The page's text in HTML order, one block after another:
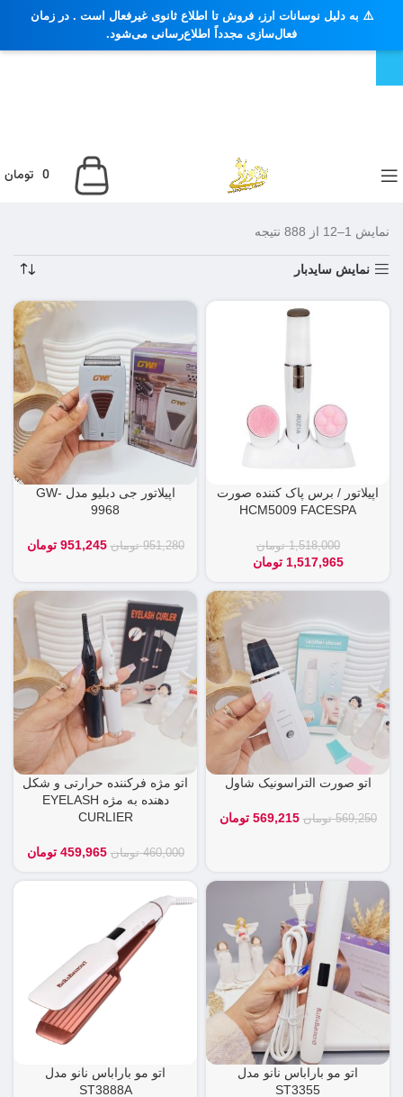
0 تومان
نمایش 1–12 از 888 نتیجه
نمایش سایدبار
اپیلاتور / برس پاک کننده صورت
FACESPA ‏HCM5009‏
1,518,000 تومان
1,517,965 تومان
اپیلاتور جی دبلیو مدل GW-
9968
951,280 تومان 951,245 تومان
اتو صورت التراسونیک شاول
569,250 تومان 569,215 تومان
اتو مژه فرکننده حرارتی و شکل
دهنده به مژه EYELASH
CURLIER
460,000 تومان 459,965 تومان
اتو مو باراباس نانو مدل
ST3355
اتو مو باراباس نانو مدل
ST3888A
⚠️ به دلیل نوسانات ارز، فروش تا اطلاع ثانوی غیرفعال است . در زمان
فعال‌سازی مجدداً اطلاع‌رسانی می‌شود.